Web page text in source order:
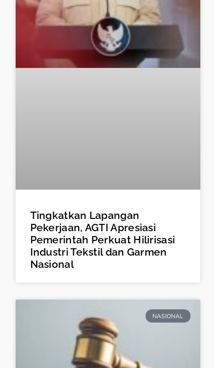
Tingkatkan Lapangan
Pekerjaan, AGTI Apresiasi
Pemerintah Perkuat Hilirisasi
Industri Tekstil dan Garmen
Nasional
NASIONAL